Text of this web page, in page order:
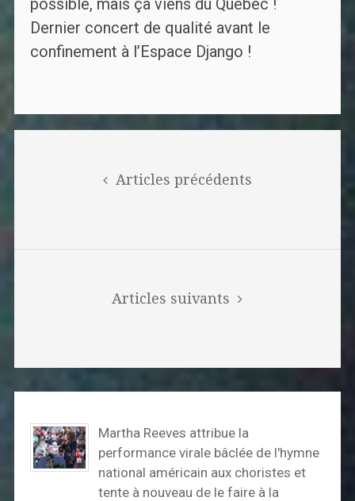
Dernier concert de qualité avant le
confinement à l’Espace Django !
Articles précédents
Articles suivants
Martha Reeves attribue la
performance virale bâclée de l'hymne
national américain aux choristes et
tente à nouveau de le faire à la